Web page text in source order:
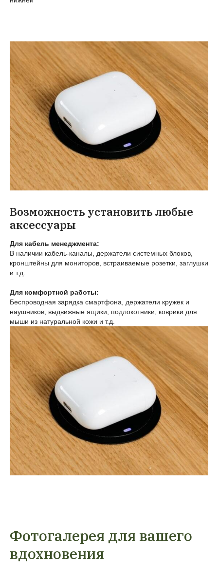
Возможность установить любые
аксессуары
Для кабель менеджмента:
В наличии кабель-каналы, держатели системных блоков,
кронштейны для мониторов, встраиваемые розетки, заглушки
и т.д.
Для комфортной работы:
Беспроводная зарядка смартфона, держатели кружек и
наушников, выдвижные ящики, подлокотники, коврики для
мыши из натуральной кожи и т.д.
Фотогалерея для вашего
вдохновения